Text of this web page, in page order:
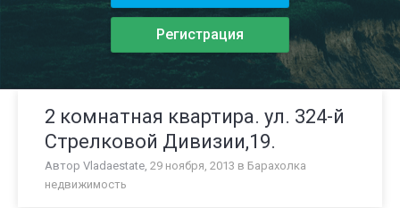
Регистрация
2 комнатная квартира. ул. 324-й
Стрелковой Дивизии,19.
Автор Vladaestate, 29 ноября, 2013 в Барахолка
недвижимость